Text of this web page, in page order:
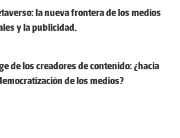
la nueva frontera de los medios
y la publicidad.
de los creadores de contenido: ¿hacia
de los medios?